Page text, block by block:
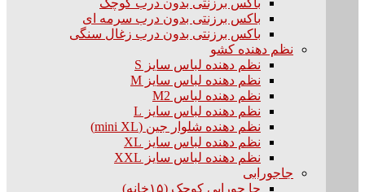
باکس برزنتی بدون درب کوچک
باکس برزنتی بدون درب سرمه ای
باکس برزنتی بدون درب زغال سنگی
نظم دهنده کشو
نظم دهنده لباس سایز S
نظم دهنده لباس سایز M
نظم دهنده لباس M2
نظم دهنده لباس سایز L
نظم دهنده شلوار جین (mini XL)
نظم دهنده لباس سایز XL
نظم دهنده لباس سایز XXL
جاجورابی
جا جورابی کوچک (۱۵خانه)